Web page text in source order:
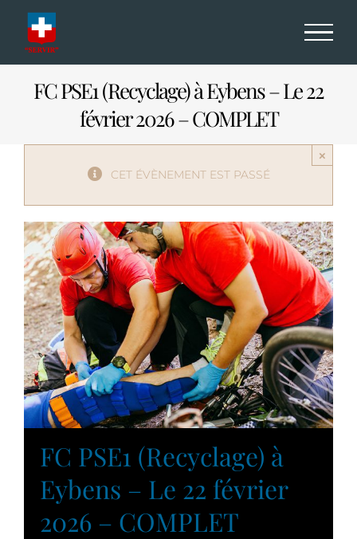
contenu
FC PSE1 (Recyclage) à Eybens – Le 22
février 2026 – COMPLET
×
CET ÉVÈNEMENT EST PASSÉ
FC PSE1 (Recyclage) à
Eybens – Le 22 février
2026 – COMPLET